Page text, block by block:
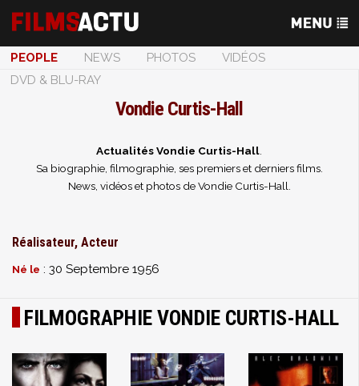
PEOPLE NEWS PHOTOS
VIDÉOS
DVD & BLU-RAY
Vondie Curtis-Hall
Actualités Vondie Curtis-Hall
Sa biographie, filmographie, ses premiers et derniers films.
News, vidéos et photos de Vondie Curtis-Hall.
Réalisateur, Acteur
Né le : 30 Septembre 1956
FILMOGRAPHIE VONDIE CURTIS-HALL